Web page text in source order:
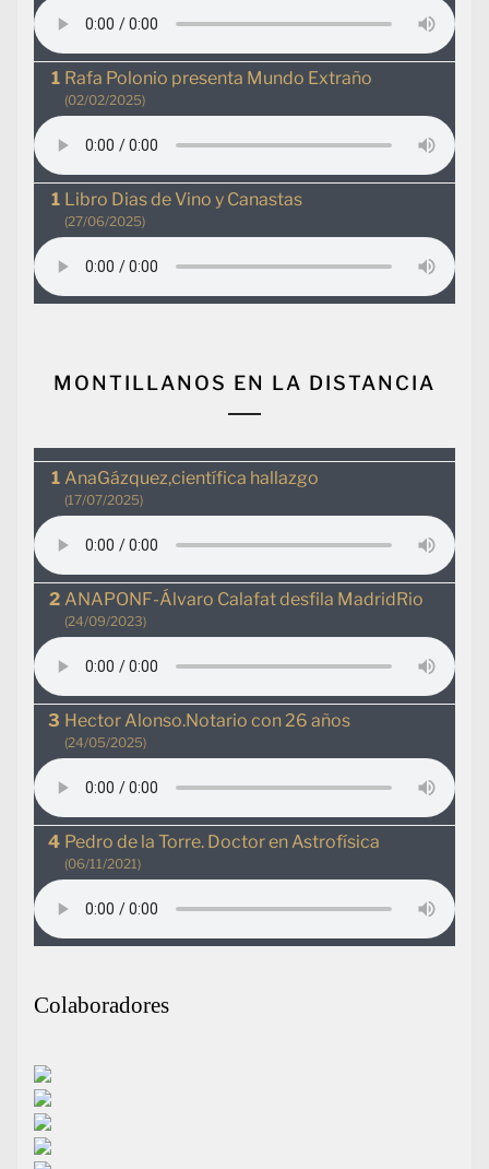
Rafa Polonio presenta Mundo Extraño
(02/02/2025)
Libro Dias de Vino y Canastas
(27/06/2025)
MONTILLANOS EN LA DISTANCIA
AnaGázquez,científica hallazgo
(17/07/2025)
ANAPONF-Álvaro Calafat desfila MadridRio
(24/09/2023)
Hector Alonso.Notario con 26 años
(24/05/2025)
Pedro de la Torre. Doctor en Astrofísica
(06/11/2021)
Colaboradores